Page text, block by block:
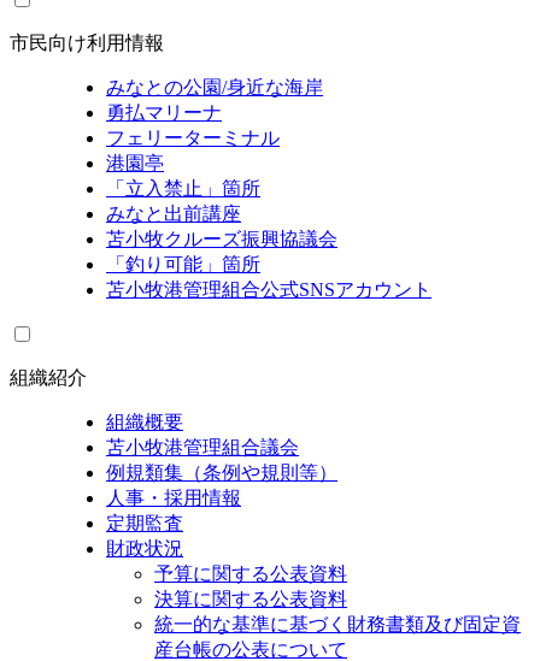
市民向け利用情報
みなとの公園/身近な海岸
勇払マリーナ
フェリーターミナル
港園亭
「立入禁止」箇所
みなと出前講座
苫小牧クルーズ振興協議会
「釣り可能」箇所
苫小牧港管理組合公式SNSアカウント
組織紹介
組織概要
苫小牧港管理組合議会
例規類集（条例や規則等）
人事・採用情報
定期監査
財政状況
予算に関する公表資料
決算に関する公表資料
統一的な基準に基づく財務書類及び固定資
産台帳の公表について